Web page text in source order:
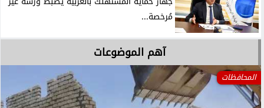
مُرخصة...
آهم الموضوعات
المحافظات